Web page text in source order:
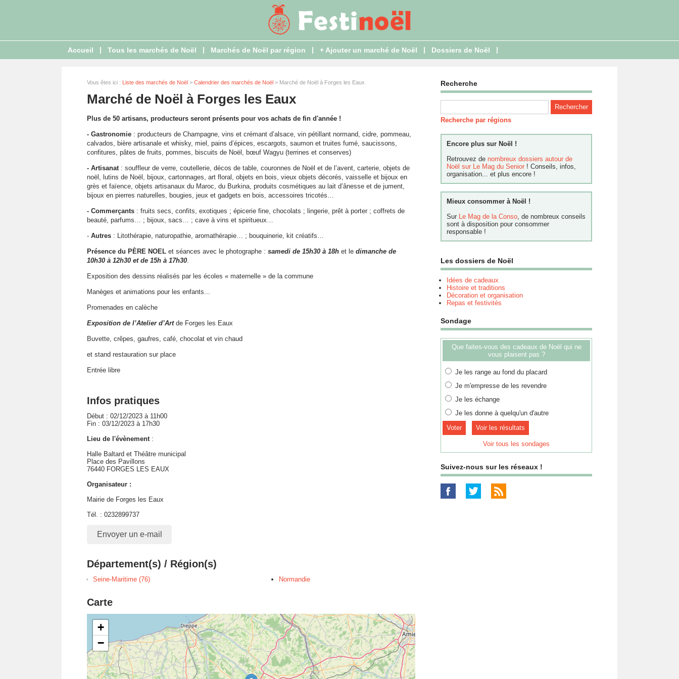
Accueil | Tous les marchés de Noël | Marchés de Noël par région | + Ajouter un marché de Noël | Dossiers de Noël |
Vous êtes ici : Liste des marchés de Noël > Calendrier des marchés de Noël > Marché de Noël à Forges les Eaux
Marché de Noël à Forges les Eaux
Plus de 50 artisans, producteurs seront présents pour vos achats de fin d'année !
- Gastronomie : producteurs de Champagne, vins et crémant d’alsace, vin pétillant normand, cidre, pommeau,
calvados, bière artisanale et whisky, miel, pains d’épices, escargots, saumon et truites fumé, saucissons,
confitures, pâtes de fruits, pommes, biscuits de Noël, bœuf Wagyu (terrines et conserves)
- Artisanat : souffleur de verre, coutellerie, décos de table, couronnes de Noël et de l’avent, carterie, objets de
noël, lutins de Noël, bijoux, cartonnages, art floral, objets en bois, vieux objets décorés, vaisselle et bijoux en
grès et faïence, objets artisanaux du Maroc, du Burkina, produits cosmétiques au lait d’ânesse et de jument,
bijoux en pierres naturelles, bougies, jeux et gadgets en bois, accessoires tricotés…
- Commerçants : fruits secs, confits, exotiques ; épicerie fine, chocolats ; lingerie, prêt à porter ; coffrets de
beauté, parfums… ; bijoux, sacs… ; cave à vins et spiritueux…
- Autres : Litothérapie, naturopathie, aromathérapie… ; bouquinerie, kit créatifs…
Présence du PÈRE NOEL et séances avec le photographe : samedi de 15h30 à 18h et le dimanche de
10h30 à 12h30 et de 15h à 17h30.
Exposition des dessins réalisés par les écoles « maternelle » de la commune
Manèges et animations pour les enfants...
Promenades en calèche
Exposition de l’Atelier d’Artde Forges les Eaux
Buvette, crêpes, gaufres, café, chocolat et vin chaud
et stand restauration sur place
Entrée libre
Infos pratiques
Début : 02/12/2023 à 11h00
Fin : 03/12/2023 à 17h30
Lieu de l'évènement:
Halle Baltard et Théâtre municipal
Place des Pavillons
76440 FORGES LES EAUX
Organisateur :
Mairie de Forges les Eaux
Tél. : 0232899737
Envoyer un e-mail
Département(s) / Région(s)
Seine-Maritime (76) Normandie
Carte
+
−
Recherche
Recherche par régions
Encore plus sur Noël !
Retrouvez de nombreux dossiers autour de
Noël sur Le Mag du Senior ! Conseils, infos,
organisation... et plus encore !
Mieux consommer à Noël !
Sur Le Mag de la Conso, de nombreux conseils
sont à disposition pour consommer
responsable !
Les dossiers de Noël
Idées de cadeaux
Histoire et traditions
Décoration et organisation
Repas et festivités
Sondage
Que faites-vous des cadeaux de Noël qui ne
vous plaisent pas ?
Je les range au fond du placard
Je m'empresse de les revendre
Je les échange
Je les donne à quelqu'un d'autre
Voir les résultats
Voir tous les sondages
Suivez-nous sur les réseaux !